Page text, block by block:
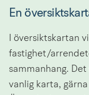
En
I översiktskartan
fastighet/
sammanhang.
vanlig karta,